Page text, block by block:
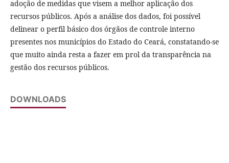
adoção de medidas que visem a melhor aplicação dos
recursos públicos. Após a análise dos dados, foi possível
delinear o perfil básico dos órgãos de controle interno
presentes nos municípios do Estado do Ceará, constatando-se
que muito ainda resta a fazer em prol da transparência na
gestão dos recursos públicos.
DOWNLOADS